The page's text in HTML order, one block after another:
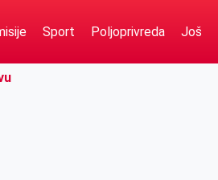
Sport Poljoprivreda Još